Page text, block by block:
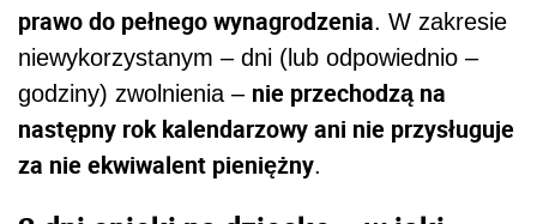
prawo do pełnego wynagrodzenia. W zakresie
niewykorzystanym – dni (lub odpowiednio –
godziny) zwolnienia – nie przechodzą na
następny rok kalendarzowy ani nie przysługuje
za nie ekwiwalent pieniężny.